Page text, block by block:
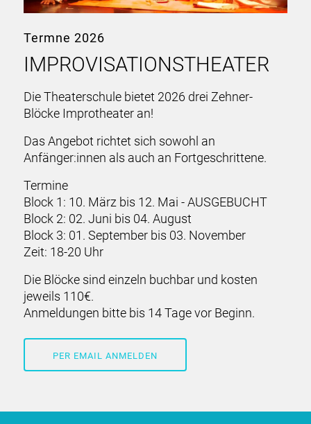
Termne 2026
IMPROVISATIONSTHEATER
Die Theaterschule bietet 2026 drei Zehner-
Blöcke Improtheater an!
Das Angebot richtet sich sowohl an
Anfänger:innen als auch an Fortgeschrittene.
Termine
Block 1: 10. März bis 12. Mai - AUSGEBUCHT
Block 2: 02. Juni bis 04. August
Block 3: 01. September bis 03. November
Zeit: 18-20 Uhr
Die Blöcke sind einzeln buchbar und kosten
jeweils 110€.
Anmeldungen bitte bis 14 Tage vor Beginn.
PER EMAIL ANMELDEN